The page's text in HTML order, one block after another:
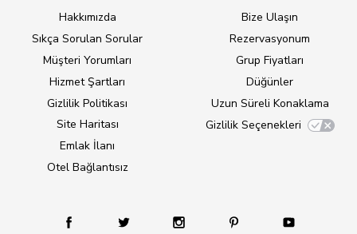
Hakkımızda
Sıkça Sorulan Sorular
Müşteri Yorumları
Hizmet Şartları
Gizlilik Politikası
Site Haritası
Emlak İlanı
Otel Bağlantısız
Bize Ulaşın
Rezervasyonum
Grup Fiyatları
Düğünler
Uzun Süreli Konaklama
Gizlilik Seçenekleri